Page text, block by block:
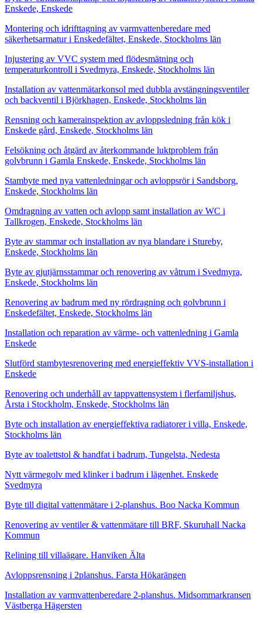
Enskede, Enskede
Montering och idrifttagning av varmvattenberedare med
säkerhetsarmatur i Enskedefältet, Enskede, Stockholms län
Injustering av VVC system med flödesmätning och
temperaturkontroll i Svedmyra, Enskede, Stockholms län
Installation av vattenmätarkonsol med dubbla avstängningsventiler
och backventil i Björkhagen, Enskede, Stockholms län
Rensning och kamerainspektion av avloppsledning från kök i
Enskede gård, Enskede, Stockholms län
Felsökning och åtgärd av återkommande luktproblem från
golvbrunn i Gamla Enskede, Enskede, Stockholms län
Stambyte med nya vattenledningar och avloppsrör i Sandsborg,
Enskede, Stockholms län
Omdragning av vatten och avlopp samt installation av WC i
Tallkrogen, Enskede, Stockholms län
Byte av stammar och installation av nya blandare i Stureby,
Enskede, Stockholms län
Byte av gjutjärnsstammar och renovering av våtrum i Svedmyra,
Enskede, Stockholms län
Renovering av badrum med ny rördragning och golvbrunn i
Enskedefältet, Enskede, Stockholms län
Installation och reparation av värme- och vattenledning i Gamla
Enskede
Slutförd stambytesrenovering med energieffektiv VVS-installation i
Enskede
Renovering och underhåll av tappvattensystem i flerfamiljshus,
Årsta i Stockholm, Enskede, Stockholms län
Byte och installation av energieffektiva radiatorer i villa, Enskede,
Stockholms län
Byte av toalettstol & handfat i badrum, Tungelsta, Nedesta
Nytt värmegolv med klinker i badrum i lägenhet. Enskede
Svedmyra
Byte till digital vattenmätare i 2-planshus. Boo Nacka Kommun
Renovering av ventiler & vattenmätare till BRF, Skuruhall Nacka
Kommun
Relining till villaägare. Hanviken Älta
Avloppsrensning i 2planshus. Farsta Hökarängen
Installation av varmvattenberedare 2-planshus. Midsommarkransen
Västberga Hägersten